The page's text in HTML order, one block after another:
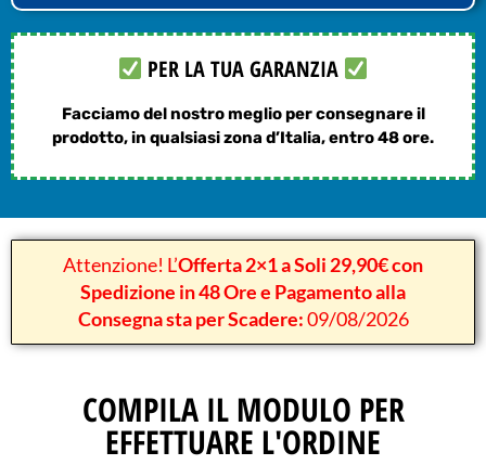
PER LA TUA GARANZIA
Facciamo del nostro meglio per consegnare il
prodotto, in qualsiasi zona d’Italia, entro 48 ore.
Attenzione! L’Offerta 2×1 a Soli 29,90€ con
Spedizione in 48 Ore e Pagamento alla
Consegna sta per Scadere:09/08/2026
COMPILA IL MODULO PER
EFFETTUARE L'ORDINE